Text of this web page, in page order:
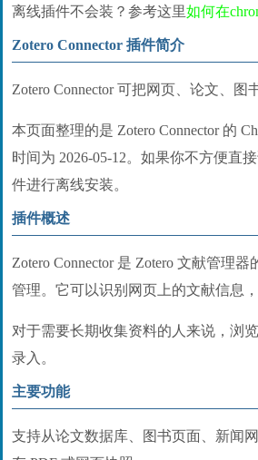
离线插件不会装？参考这里如何在
Zotero Connector 插件简介
Zotero Connector 可把网页、论文、
本页面整理的是 Zotero Connector 的
时间为 2026-05-12。如果你不方便直
件进行离线安装。
插件概述
Zotero Connector 是 Zotero 文献管理
管理。它可以识别网页上的文献信息
对于需要长期收集资料的人来说，浏
录入。
主要功能
支持从论文数据库、图书页面、新闻